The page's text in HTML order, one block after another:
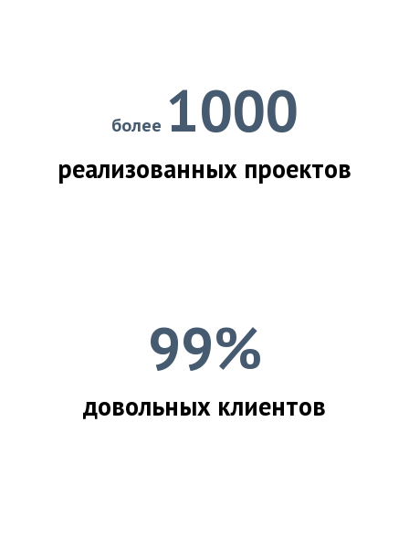
более 1000
реализованных проектов
99%
довольных клиентов